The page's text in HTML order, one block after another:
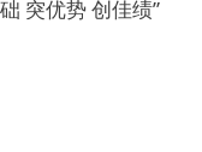
突优势 创佳绩”